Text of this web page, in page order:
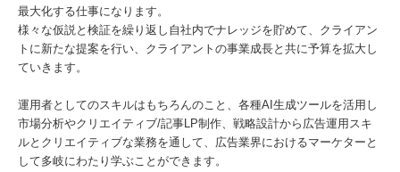
最大化する仕事になります。
様々な仮説と検証を繰り返し自社内でナレッジを貯めて、クライアン
トに新たな提案を行い、クライアントの事業成長と共に予算を拡大し
ていきます。
運用者としてのスキルはもちろんのこと、各種AI生成ツールを活用し
市場分析やクリエイティブ/記事LP制作、戦略設計から広告運用スキ
ルとクリエイティブな業務を通して、広告業界におけるマーケターと
して多岐にわたり学ぶことができます。